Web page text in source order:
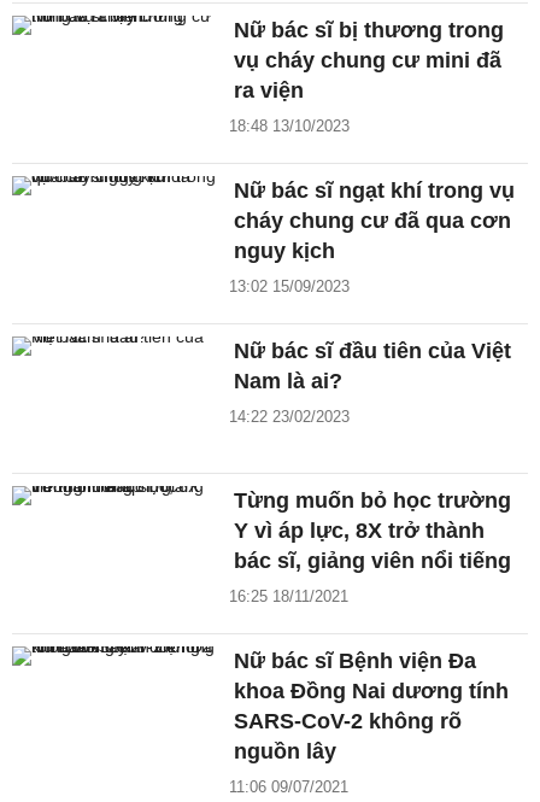
Nữ bác sĩ bị thương trong
vụ cháy chung cư mini đã
ra viện
18:48 13/10/2023
Nữ bác sĩ ngạt khí trong vụ
cháy chung cư đã qua cơn
nguy kịch
13:02 15/09/2023
Nữ bác sĩ đầu tiên của Việt
Nam là ai?
14:22 23/02/2023
Từng muốn bỏ học trường
Y vì áp lực, 8X trở thành
bác sĩ, giảng viên nổi tiếng
16:25 18/11/2021
Nữ bác sĩ Bệnh viện Đa
khoa Đồng Nai dương tính
SARS-CoV-2 không rõ
nguồn lây
11:06 09/07/2021